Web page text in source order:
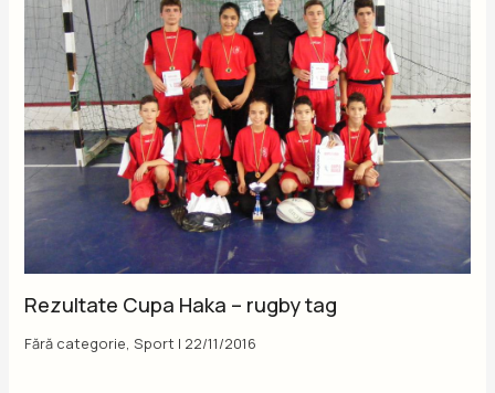
Rezultate Cupa Haka – rugby tag
Fără categorie,Sport | 22/11/2016